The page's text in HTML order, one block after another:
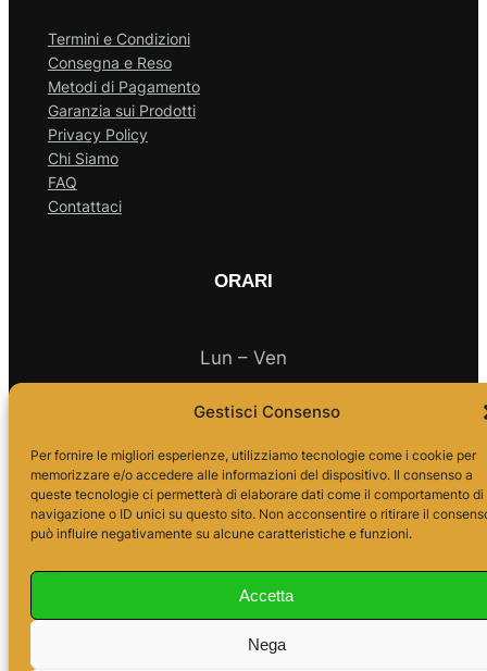
Gestisci Consenso
Per fornire le migliori esperienze, utilizziamo tecnologie come i cookie per
memorizzare e/o accedere alle informazioni del dispositivo. Il consenso a
queste tecnologie ci permetterà di elaborare dati come il comportamento di
navigazione o ID unici su questo sito. Non acconsentire o ritirare il
può influire negativamente su alcune caratteristiche e funzioni.
Accetta
Nega
Termini e Condizioni
Consegna e Reso
Metodi di Pagamento
Garanzia sui Prodotti
Privacy Policy
Chi Siamo
FAQ
Contattaci
ORARI
Lun – Ven
10.00 – 18.00